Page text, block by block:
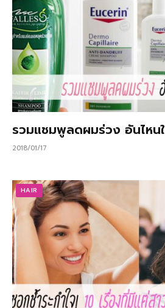
รวมแชมพูลดผมร่วง อันไหน
2018/01/17
HAIR